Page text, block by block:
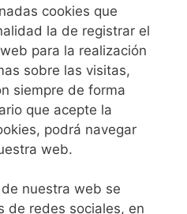
cookies que
la de registrar el
para la realización
sobre las visitas,
siempre de forma
que acepte la
podrá navegar
web.
nuestra web se
de redes sociales, en